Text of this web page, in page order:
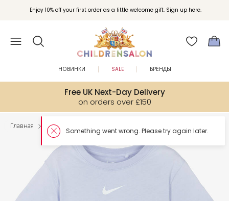
Enjoy 10% off your first order as a little welcome gift. Sign up here.
Free UK Next-Day Delivery
on orders over £150
НОВИНКИ SALE БРЕНДЫ
Главная Девочки